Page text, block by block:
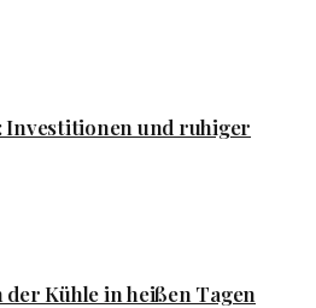
Investitionen und ruhiger
der Kühle in heißen Tagen